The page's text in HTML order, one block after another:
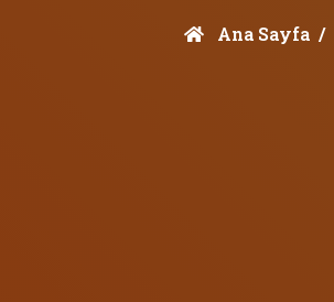
Ana Sayfa